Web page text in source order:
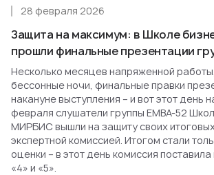
Защита на максимум: в Школе
прошли финальные презентации
28 февраля 2026
Несколько месяцев напряженной
бессонные ночи, финальные правки
накануне выступления – и вот этот день
февраля слушатели группы EMBA-52
МИРБИС вышли на защиту своих
экспертной комиссией. Итогом стали
оценки – в этот день комиссия
«4» и «5».